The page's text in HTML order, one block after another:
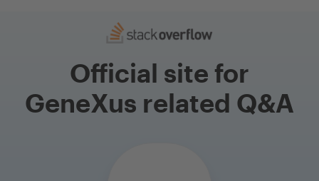
Official site for
GeneXus related Q&A